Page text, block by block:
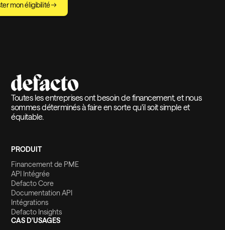
mon éligibilité
Toutes les entreprises ont besoin de financement, et nous
sommes déterminés à faire en sorte qu'il soit simple et
équitable.
PRODUIT
Financement de PME
API Intégrée
Defacto Core
Documentation API
Intégrations
Defacto Insights
CAS D'USAGES